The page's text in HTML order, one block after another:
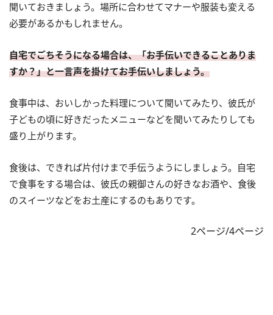
聞いておきましょう。場所に合わせてマナーや服装も変える
必要があるかもしれません。
自宅でごちそうになる場合は、「お手伝いできることありま
すか？」と一言声を掛けてお手伝いしましょう。
食事中は、おいしかった料理について聞いてみたり、彼氏が
子どもの頃に好きだったメニューなどを聞いてみたりしても
盛り上がります。
食後は、できれば片付けまで手伝うようにしましょう。自宅
で食事をする場合は、彼氏の親御さんの好きなお酒や、食後
のスイーツなどをお土産にするのもありです。
2ページ/4ページ